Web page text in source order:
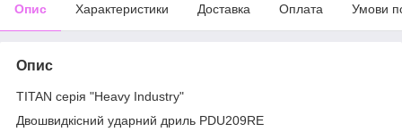
Опис Характеристики Доставка Оплата Умови
Опис
TITAN серія "Heavy Industry"
Двошвидкісний ударний дриль PDU209RE